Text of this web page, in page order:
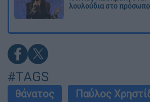
λουλούδια στο πρόσωπο
#TAGS
θάνατος
Παύλος